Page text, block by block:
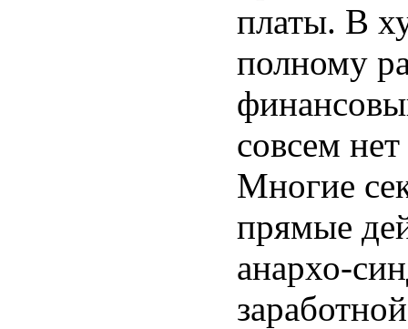
платы. В
полному
совсем
Многие
прямые
анархо-